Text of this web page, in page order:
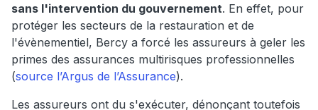
sans l'intervention du gouvernement. En effet, pour
protéger les secteurs de la restauration et de
l'évènementiel, Bercy a forcé les assureurs à geler les
primes des assurances multirisques professionnelles
(source l’Argus de l’Assurance).
Les assureurs ont du s'exécuter, dénonçant toutefois